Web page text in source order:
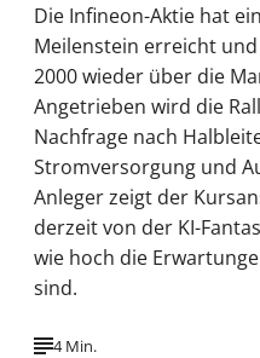
Die Infineon-Aktie hat
Meilenstein erreicht
2000 wieder über die
Angetrieben wird die
Nachfrage nach
Stromversorgung und
Anleger zeigt der
derzeit von der KI-
wie hoch die
sind.
4 Min.